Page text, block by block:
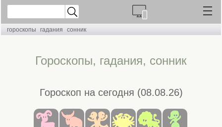
гороскопы гадания сонник
Гороскопы, гадания, сонник
Гороскоп на сегодня (08.08.26)